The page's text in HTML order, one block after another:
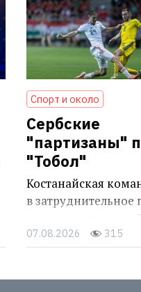
Спорт и около
Сербские
"партизаны"
"Тобол"
Костанайская
в затруднительное
после поражения в
07.08.2026 315